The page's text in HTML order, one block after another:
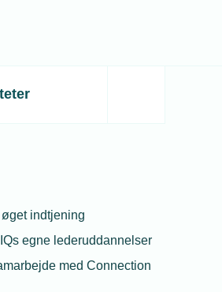
indtjening
egne lederuddannelser
med Connection